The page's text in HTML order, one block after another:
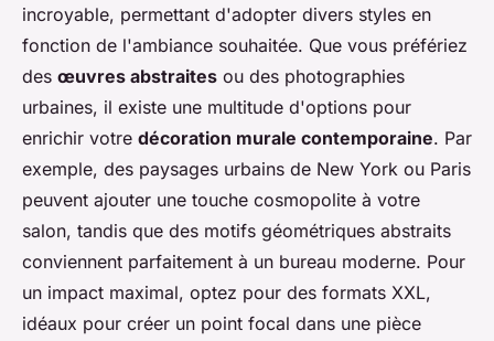
incroyable, permettant d'adopter divers styles en
fonction de l'ambiance souhaitée. Que vous préfériez
des œuvres abstraites ou des photographies
urbaines, il existe une multitude d'options pour
enrichir votre décoration murale contemporaine. Par
exemple, des paysages urbains de New York ou Paris
peuvent ajouter une touche cosmopolite à votre
salon, tandis que des motifs géométriques abstraits
conviennent parfaitement à un bureau moderne. Pour
un impact maximal, optez pour des formats XXL,
idéaux pour créer un point focal dans une pièce